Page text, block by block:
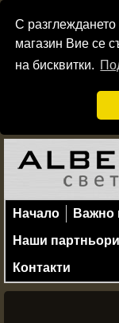
С разглеждането
магазин Вие се
на бисквитки.
Начало
Важно
Наши партньори
Контакти